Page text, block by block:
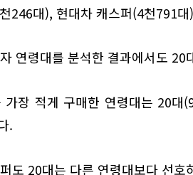
246대), 현대차 캐스퍼(4천791
연령대를 분석한 결과에서도 20
가장 적게 구매한 연령대는 20대
.
도 20대는 다른 연령대보다 선